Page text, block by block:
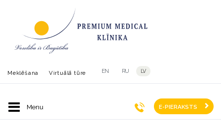
Meklēšana Virtuālā tūre EN RU LV
E-PIERAKSTS